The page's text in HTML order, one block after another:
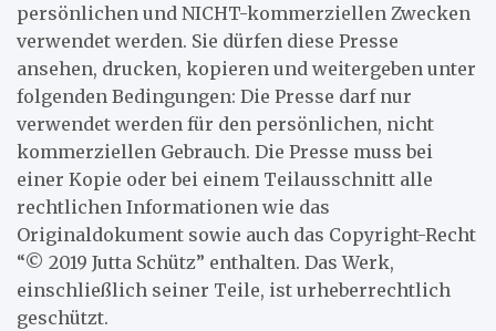
persönlichen und NICHT-kommerziellen Zwecken
verwendet werden. Sie dürfen diese Presse
ansehen, drucken, kopieren und weitergeben unter
folgenden Bedingungen: Die Presse darf nur
verwendet werden für den persönlichen, nicht
kommerziellen Gebrauch. Die Presse muss bei
einer Kopie oder bei einem Teilausschnitt alle
rechtlichen Informationen wie das
Originaldokument sowie auch das Copyright-Recht
“© 2019 Jutta Schütz” enthalten. Das Werk,
einschließlich seiner Teile, ist urheberrechtlich
geschützt.